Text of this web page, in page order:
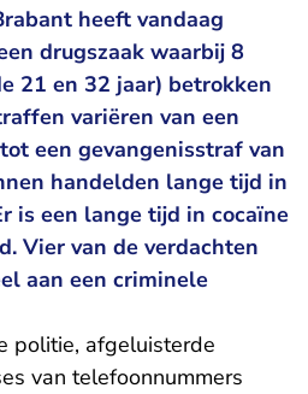
heeft vandaag
drugszaak waarbij 8
21 en 32 jaar) betrokken
variëren van een
een gevangenisstraf van
handelden lange tijd in
is een lange tijd in cocaïne
Vier van de verdachten
aan een criminele
politie, afgeluisterde
van telefoonnummers